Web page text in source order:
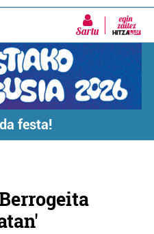
Sartu
festa!